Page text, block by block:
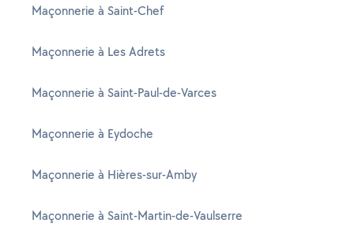
Maçonnerie à Saint-Chef
Maçonnerie à Les Adrets
Maçonnerie à Saint-Paul-de-Varces
Maçonnerie à Eydoche
Maçonnerie à Hières-sur-Amby
Maçonnerie à Saint-Martin-de-Vaulserre